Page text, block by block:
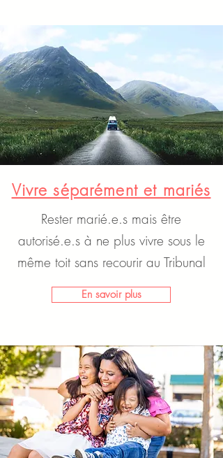
Vivre séparément et mariés
Rester marié.e.s mais être
autorisé.e.s à ne plus vivre sous le
même toit sans recourir au Tribunal
En savoir plus